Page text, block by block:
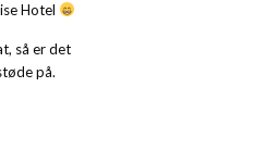
Hotel
så er det
på.